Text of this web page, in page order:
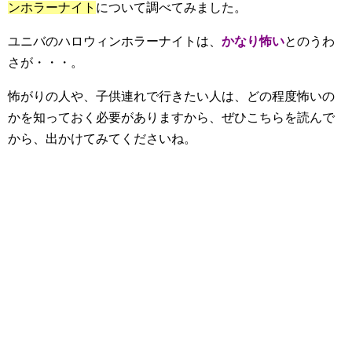
ンホラーナイト について調べてみました。
ユニバのハロウィンホラーナイトは、 かなり怖いとのうわ
さが・・・。
怖がりの人や、子供連れで行きたい人は、どの程度怖いの
かを知っておく必要がありますから、ぜひこちらを読んで
から、出かけてみてくださいね。